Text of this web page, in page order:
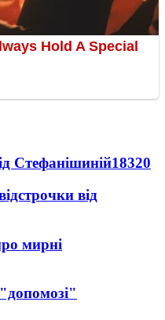
Стефанішиній18320
від
мирні